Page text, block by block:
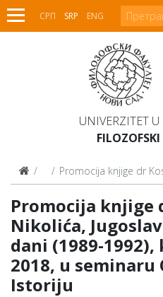
СРП SRP ENG
UNIVERZITET
NajavePromocija knjige dr Koste Nikolića, Jugoslavija
Promocija knjige
Nikolića,
dani (1989-1992),
2018, u seminaru
Istoriju